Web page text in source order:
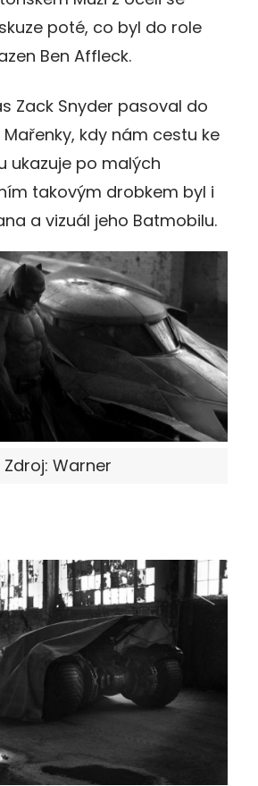
poté, co byl do role
Ben Affleck.
Zack Snyder pasoval do
kdy nám cestu ke
ukazuje po malých
takovým drobkem byl i
a vizuál jeho Batmobilu.
Zdroj: Warner